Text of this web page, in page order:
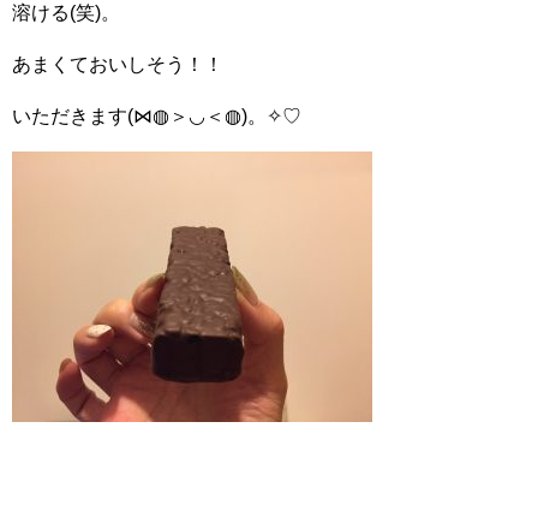
溶ける(笑)。
あまくておいしそう！！
いただきます(⋈◍＞◡＜◍)。✧♡